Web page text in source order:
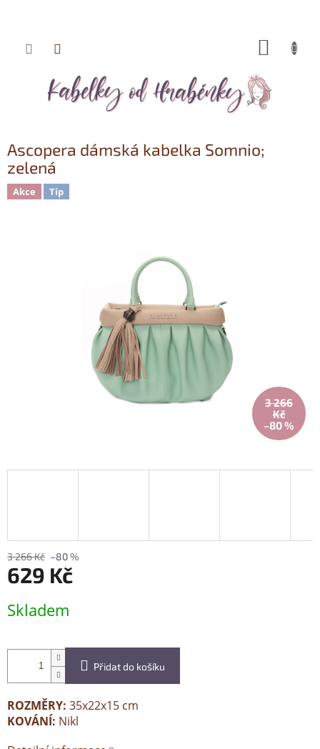
Přejít
Ascopera dámská kabelka Somnio;
zelená
Akce Tip
3 266
Kč
–80 %
3 266 Kč –80 %
629 Kč
cena:
Skladem
Přidat do košíku
ROZMĚRY: 35x22x15 cm
KOVÁNÍ: Nikl